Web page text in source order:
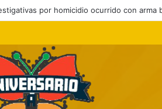
el servicio